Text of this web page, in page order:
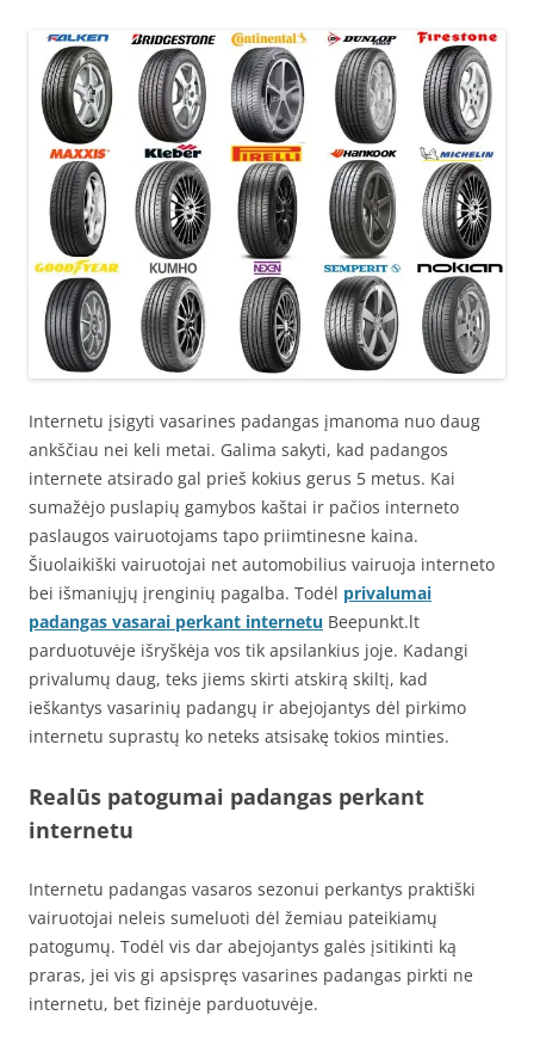
Internetu įsigyti vasarines padangas įmanoma nuo daug
ankščiau nei keli metai. Galima sakyti, kad padangos
internete atsirado gal prieš kokius gerus 5 metus. Kai
sumažėjo puslapių gamybos kaštai ir pačios interneto
paslaugos vairuotojams tapo priimtinesne kaina.
Šiuolaikiški vairuotojai net automobilius vairuoja interneto
bei išmaniųjų įrenginių pagalba. Todėl privalumai
padangas vasarai perkant internetu Beepunkt.lt
parduotuvėje išryškėja vos tik apsilankius joje. Kadangi
privalumų daug, teks jiems skirti atskirą skiltį, kad
ieškantys vasarinių padangų ir abejojantys dėl pirkimo
internetu suprastų ko neteks atsisakę tokios minties.
Realūs patogumai padangas perkant
internetu
Internetu padangas vasaros sezonui perkantys praktiški
vairuotojai neleis sumeluoti dėl žemiau pateikiamų
patogumų. Todėl vis dar abejojantys galės įsitikinti ką
praras, jei vis gi apsispręs vasarines padangas pirkti ne
internetu, bet fizinėje parduotuvėje.